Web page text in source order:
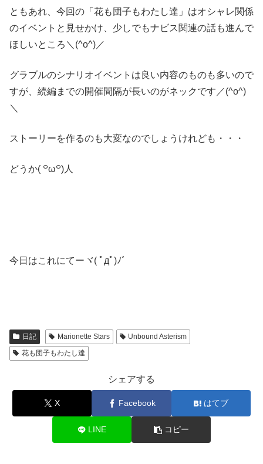
ともあれ、今回の「花も団子もわたし達」はオシャレ関係
のイベントと見せかけ、少しでもナビス関連の話も進んで
ほしいところ＼(^o^)／
グラブルのシナリオイベントは良い内容のものも多いので
すが、続編までの開催間隔が長いのがネックです／(^o^)
＼
ストーリーを作るのも大変なのでしょうけれども・・・
どうか( ꒪ω꒪)人
今日はこれにてーヾ( ﾟдﾟ)ﾉ゛
日記 Marionette Stars
Unbound Asterism
花も団子もわたし達
シェアする
X Facebook はてブ
LINE コピー